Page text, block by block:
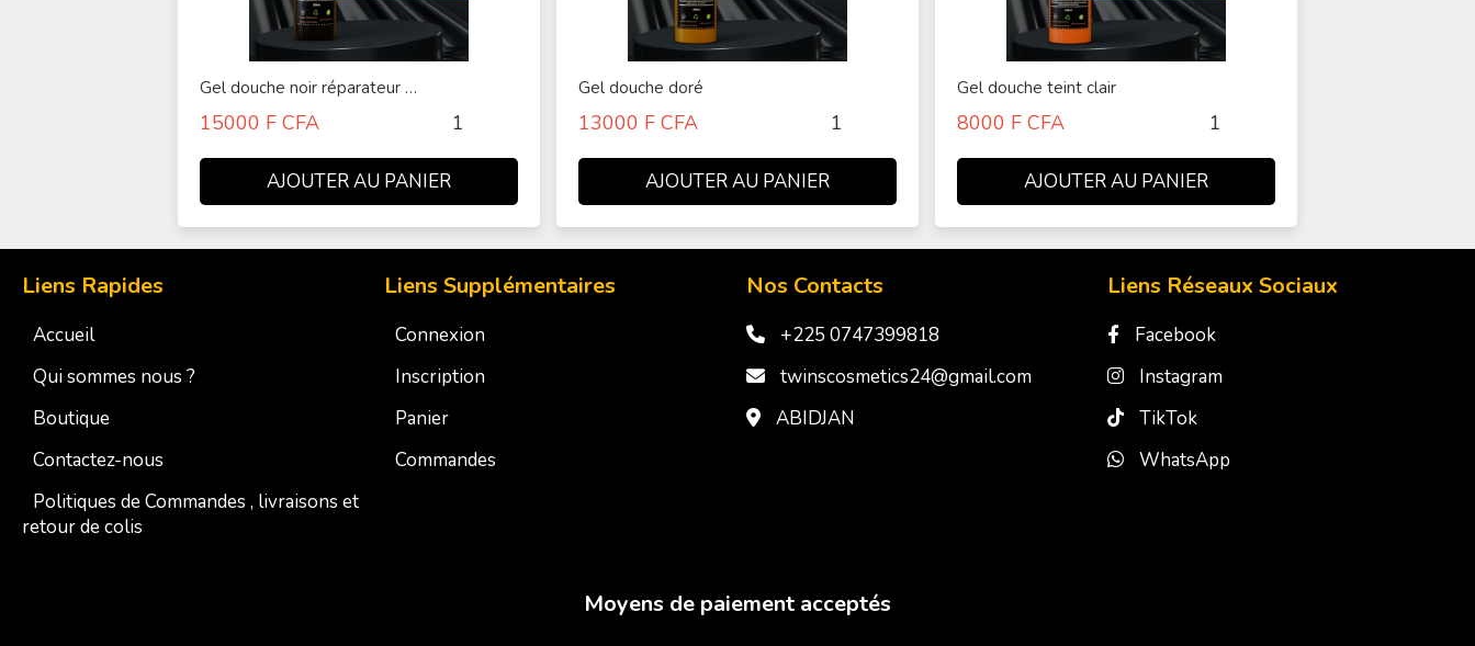
Gel douche noir réparateur BOOSTER
15000 F CFA
Gel douche doré
13000 F CFA
Gel douche teint clair
8000 F CFA
Liens Rapides
Accueil
Qui sommes nous ?
Boutique
Contactez-nous
Politiques de Commandes , livraisons et
retour de colis
Liens Supplémentaires
Connexion
Inscription
Panier
Commandes
Nos Contacts
+225 0747399818
twinscosmetics24@gmail.com
ABIDJAN
Liens Réseaux Sociaux
Facebook
Instagram
TikTok
WhatsApp
Moyens de paiement acceptés